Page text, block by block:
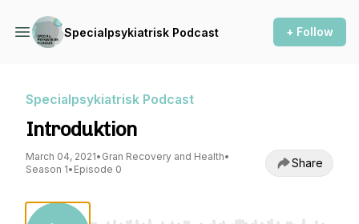
Specialpsykiatrisk Podcast + Follow
Specialpsykiatrisk Podcast
Introduktion
March 04, 2021• Gran Recovery and Health•
Season 1• Episode 0 Share